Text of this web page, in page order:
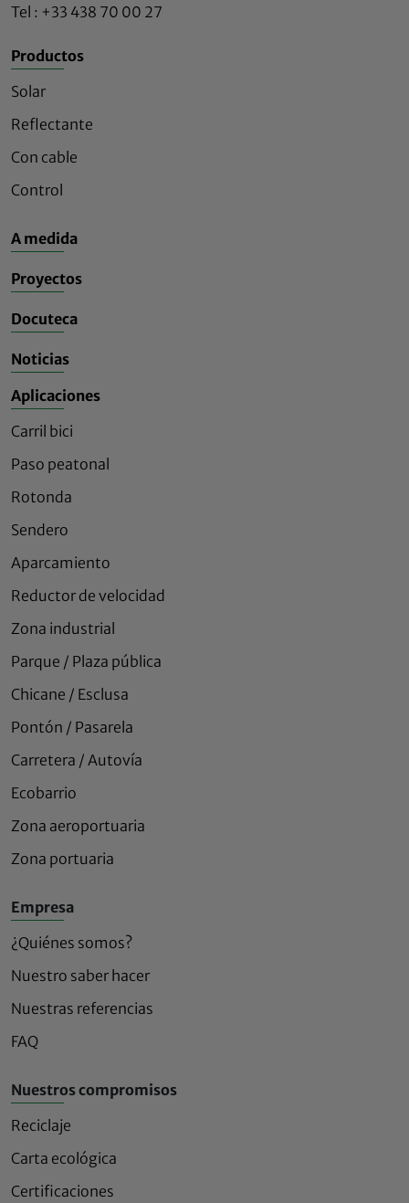
Tel : +33 438 70 00 27
Productos
Solar
Reflectante
Con cable
Control
A medida
Proyectos
Docuteca
Noticias
Aplicaciones
Carril bici
Paso peatonal
Rotonda
Sendero
Aparcamiento
Reductor de velocidad
Zona industrial
Parque / Plaza pública
Chicane / Esclusa
Pontón / Pasarela
Carretera / Autovía
Ecobarrio
Zona aeroportuaria
Zona portuaria
Empresa
¿Quiénes somos?
Nuestro saber hacer
Nuestras referencias
FAQ
Nuestros compromisos
Reciclaje
Carta ecológica
Certificaciones